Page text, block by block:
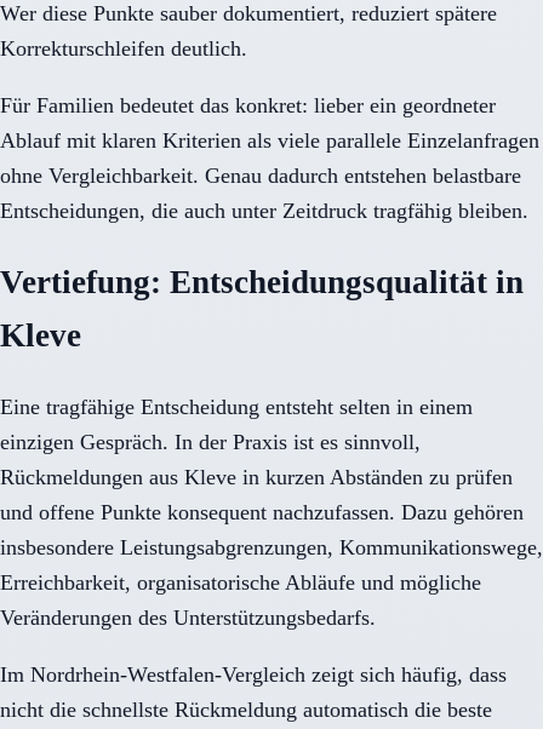
Wer diese Punkte sauber dokumentiert, reduziert spätere
Korrekturschleifen deutlich.
Für Familien bedeutet das konkret: lieber ein geordneter
Ablauf mit klaren Kriterien als viele parallele Einzelanfragen
ohne Vergleichbarkeit. Genau dadurch entstehen belastbare
Entscheidungen, die auch unter Zeitdruck tragfähig bleiben.
Vertiefung: Entscheidungsqualität in
Kleve
Eine tragfähige Entscheidung entsteht selten in einem
einzigen Gespräch. In der Praxis ist es sinnvoll,
Rückmeldungen aus Kleve in kurzen Abständen zu prüfen
und offene Punkte konsequent nachzufassen. Dazu gehören
insbesondere Leistungsabgrenzungen, Kommunikationswege,
Erreichbarkeit, organisatorische Abläufe und mögliche
Veränderungen des Unterstützungsbedarfs.
Im Nordrhein-Westfalen-Vergleich zeigt sich häufig, dass
nicht die schnellste Rückmeldung automatisch die beste